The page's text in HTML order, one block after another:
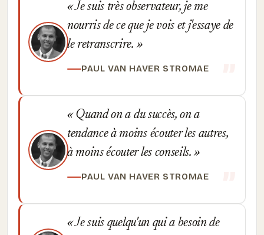
Je suis très observateur, je me
nourris de ce que je vois et j'essaye de
le retranscrire.
PAUL VAN HAVER STROMAE
Quand on a du succès, on a
tendance à moins écouter les autres,
à moins écouter les conseils.
PAUL VAN HAVER STROMAE
Je suis quelqu'un qui a besoin de